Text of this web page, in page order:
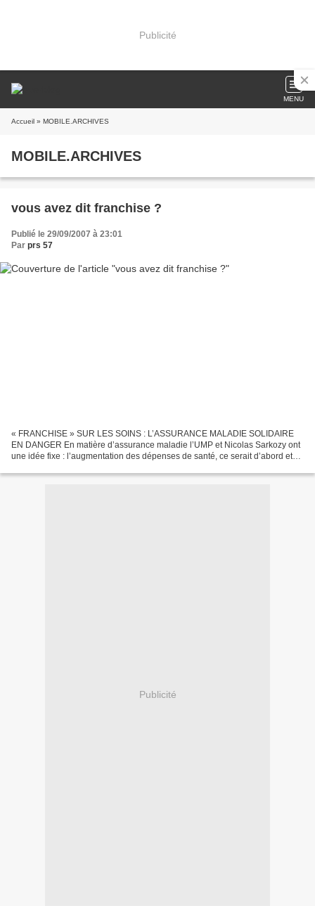
Publicité
MENU
Accueil » MOBILE.ARCHIVES
MOBILE.ARCHIVES
vous avez dit franchise ?
Publié le 29/09/2007 à 23:01
Par prs 57
« FRANCHISE » SUR LES SOINS : L’ASSURANCE MALADIE SOLIDAIRE
EN DANGER En matière d’assurance maladie l’UMP et Nicolas Sarkozy ont
une idée fixe : l’augmentation des dépenses de santé, ce serait d’abord et
Publicité